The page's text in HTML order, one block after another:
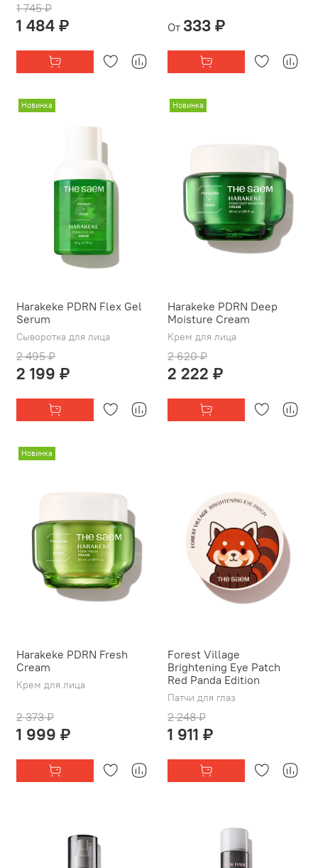
1 745 ₽
1 484 ₽ От 333 ₽
Новинка
Harakeke PDRN Flex Gel
Serum
Сыворотка для лица
2 495 ₽
2 199 ₽
Новинка
Harakeke PDRN Deep
Moisture Cream
Крем для лица
2 620 ₽
2 222 ₽
Новинка
Harakeke PDRN Fresh
Cream
Крем для лица
2 373 ₽
1 999 ₽
Forest Village
Brightening Eye Patch
Red Panda Edition
Патчи для глаз
2 248 ₽
1 911 ₽